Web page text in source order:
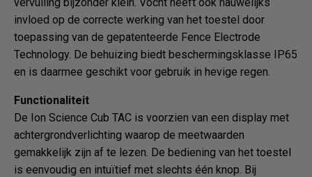
invloed op de correcte werking van het toestel door
toepassing van de gepatenteerde Fence Electrode
Technology. De behuizing biedt beschermingsklasse IP65
en is daarmee geschikt voor gebruik in hevige regen.
Functionaliteit
De Ion Science Cub TAC is voorzien van een display met
achtergrondverlichting waarop de meetwaarden
gemakkelijk zijn af te lezen. De bediening van het toestel
is eenvoudig en intuïtief met slechts één knop. Bij